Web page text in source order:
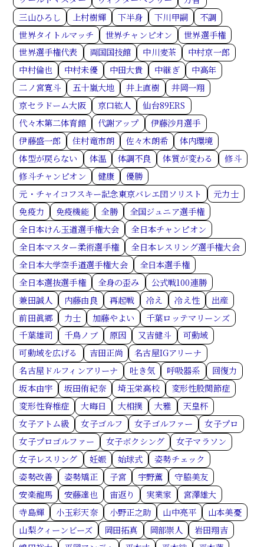
三山ひろし
上村樹輝 下半身 下川甲嗣
不調
世界タイトルマッチ
世界チャンピオン
世界選手権
世界選手権代表
両国国技館 中川麦茶
中村京一郎
中村倫也
中村未優 中田大貴 中継ぎ
中高年
二ノ宮寛斗
五十嵐大地 井上直樹
井岡一翔
京セラドーム大阪
京口紘人
仙台89ERS
代々木第二体育館
代謝アップ
伊藤沙月選手
伊藤盛一郎
住村竜市朗 佐々木朗希
体内環境
体型が戻らない
体温 体調不良 体質が変わる
修斗
修斗チャンピオン
健康
優勝
元・チャイコフスキー記念東京バレエ団ソリスト
元力士
免疫力
免疫機能 全勝
全国ジュニア選手権
全日本けん玉道選手権大会
全日本チャンピオン
全日本マスター柔術選手権
全日本レスリング選手権大会
全日本大学空手道選手権大会
全日本選手権
全日本選抜選手権
全身の歪み
公式戦100連勝
兼田誠人
内藤由良 再起戦 冷え 冷え性
出産
前田眞郷
力士 加藤やよい
千葉ロッテマリーンズ
千葉雄司
千鳥ノブ 原因 又吉健斗
可動域
可動域を広げる
吉田正尚
名古屋IGアリーナ
名古屋ドルフィンアリーナ
吐き気 呼吸器系
回復力
坂本由宇
坂田侑紀奈 埼玉栄高校
変形性股関節症
変形性脊椎症
大晦日 大相撲 大雅
天皇杯
女子アトム級
女子ゴルフ 女子ゴルファー
女子プロ
女子プロゴルファー
女子ボクシング
女子マラソン
女子レスリング
妊娠 始球式
姿勢チェック
姿勢改善
姿勢矯正 子宮 宇野薫
守脇美友
安楽龍馬
安藤達也 宙返り 実業家
宮澤雄大
寺島輝
小玉彩天奈 小野正之助 山中亮平
山本美憂
山梨クィーンビーズ
岡田拓真 岡部崇人
岩田翔吉